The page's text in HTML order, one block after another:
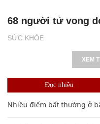
SỨC KHỎE
68 người tử vong
XEM
Đọc nhiều
Nhiều điểm bất thường ở